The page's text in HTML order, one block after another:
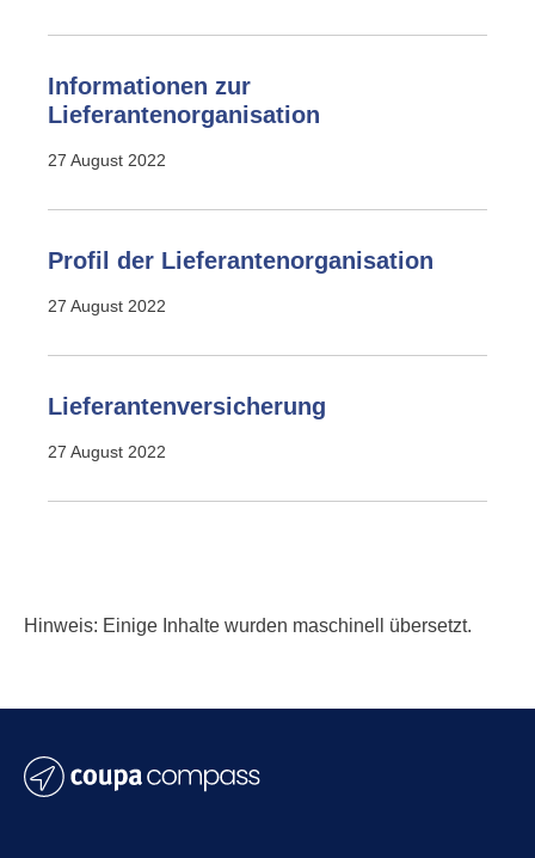
Informationen zur
Lieferantenorganisation
27 August 2022
Profil der Lieferantenorganisation
27 August 2022
Lieferantenversicherung
27 August 2022
Hinweis: Einige Inhalte wurden maschinell übersetzt.